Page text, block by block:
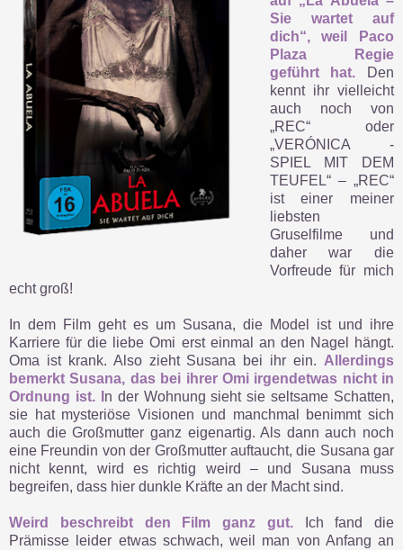
Sie wartet auf
dich“, weil Paco
Plaza Regie
geführt hat. Den
kennt ihr vielleicht
auch noch von
„REC“ oder
„VERÓNICA -
SPIEL MIT DEM
TEUFEL“ – „REC“
ist einer meiner
liebsten
Gruselfilme und
daher war die
Vorfreude für mich
echt groß!
In dem Film geht es um Susana, die Model ist und ihre
Karriere für die liebe Omi erst einmal an den Nagel hängt.
Oma ist krank. Also zieht Susana bei ihr ein. Allerdings
bemerkt Susana, das bei ihrer Omi irgendetwas nicht in
Ordnung ist. I n der Wohnung sieht sie seltsame Schatten,
sie hat mysteriöse Visionen und manchmal benimmt sich
auch die Großmutter ganz eigenartig. Als dann auch noch
eine Freundin von der Großmutter auftaucht, die Susana gar
nicht kennt, wird es richtig weird – und Susana muss
begreifen, dass hier dunkle Kräfte an der Macht sind.
Weird beschreibt den Film ganz gut.Ich fand die
Prämisse leider etwas schwach, weil man von Anfang an